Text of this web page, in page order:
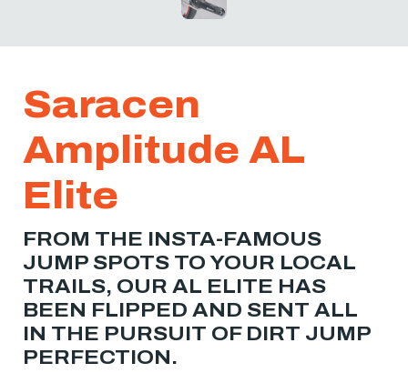
Saracen
Amplitude AL
Elite
FROM THE INSTA-FAMOUS
JUMP SPOTS TO YOUR LOCAL
TRAILS, OUR AL ELITE HAS
BEEN FLIPPED AND SENT ALL
IN THE PURSUIT OF DIRT JUMP
PERFECTION.